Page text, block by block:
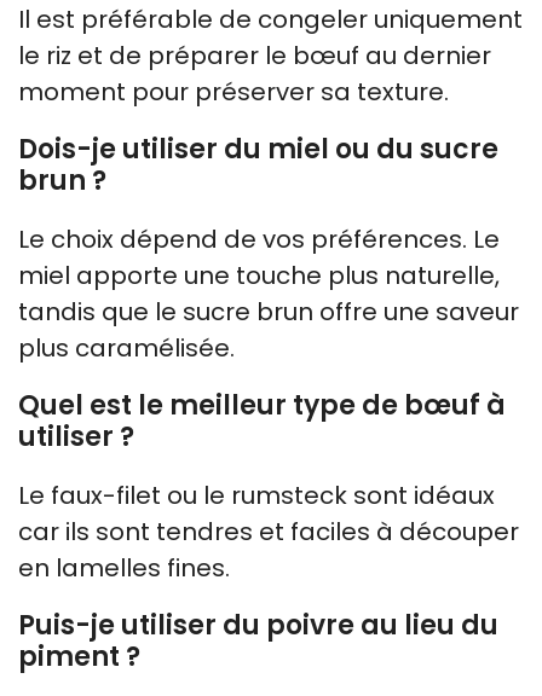
Il est préférable de congeler uniquement
le riz et de préparer le bœuf au dernier
moment pour préserver sa texture.
Dois-je utiliser du miel ou du sucre
brun ?
Le choix dépend de vos préférences. Le
miel apporte une touche plus naturelle,
tandis que le sucre brun offre une saveur
plus caramélisée.
Quel est le meilleur type de bœuf à
utiliser ?
Le faux-filet ou le rumsteck sont idéaux
car ils sont tendres et faciles à découper
en lamelles fines.
Puis-je utiliser du poivre au lieu du
piment ?